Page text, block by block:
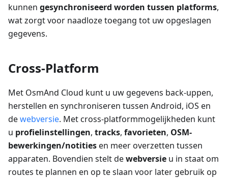
kunnen gesynchroniseerd worden tussen platforms,
wat zorgt voor naadloze toegang tot uw opgeslagen
gegevens.
Cross-Platform
Met OsmAnd Cloud kunt u uw gegevens back-uppen,
herstellen en synchroniseren tussen Android, iOS en
dewebversie. Met cross-platformmogelijkheden kunt
u profielinstellingen, tracks, favorieten, OSM-
bewerkingen/notitiesen meer overzetten tussen
apparaten. Bovendien stelt dewebversie u in staat om
routes te plannen en op te slaan voor later gebruik op